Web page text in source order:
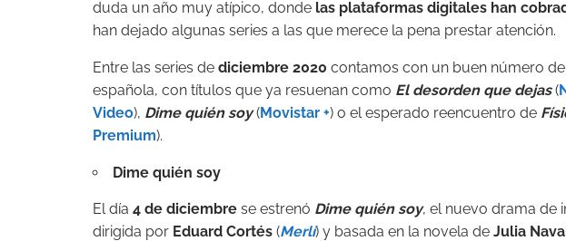
duda un año muy atípico, donde las plataformas digitales han
han dejado algunas series a las que merece la pena prestar atención.
Entre las series de diciembre 2020 contamos con un buen número
española, con títulos que ya resuenan como El desorden que dejas(
Video), Dime quién soy(Movistar +) o el esperado reencuentro de
Premium).
Dime quién soy
El día 4 de diciembre se estrenó Dime quién soy, el nuevo drama de
dirigida por Eduard Cortés (Merlí) y basada en la novela de Julia